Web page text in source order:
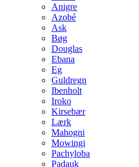
Anigre
Azobé
Ask
Bøg
Douglas
Ebana
Eg
Guldregn
Ibenholt
Iroko
Kirsebær
Lærk
Mahogni
Mowingi
Pachyloba
Padauk